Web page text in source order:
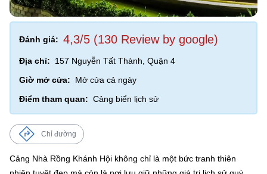
Đánh giá: 4,3/5 (130 Review by google)
Địa chỉ:
157 Nguyễn Tất Thành, Quận 4
Giờ mở cửa:
Mở cửa cả ngày
Điểm tham quan: Cảng biển lịch sử
Chỉ đường
Cảng Nhà Rồng Khánh Hội không chỉ là một bức tranh thiên